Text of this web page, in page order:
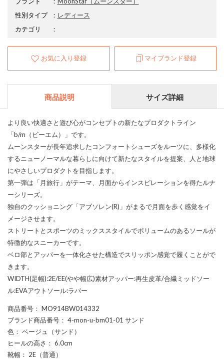
性別タイプ
： レディース
カテゴリ
：
お気に入り登録 マイブランド登録
商品説明 サイズ詳細
より良い快適さと遊び心がコンセプトの新たなプロダクトライン
「b/m（ビーエム）」です。
ムーンスターが長年追求したコンフォートシューズをルーツに、多様化
するニューノーマルな暮らしに向けて新たなスタイルを提案、人と地球
にやさしいプロダクトを目指します。
第一弾は「月旅行」がテーマ、月面からインスピレーションを得たルナ
ーシリーズ。
独自のクッショニング「アブソレン(R)」がまるで月面を歩く感覚をイ
メージさせます。
ストリートとスポーツのミックススタイルでボリュームのあるソールが
特徴的なスニーカーです。
ベロ部とアッパーを一体化させた構造でスリッポン感覚で履くことがで
きます。
WIDTH(足幅):2E/EE(やや幅広)素材アッパー:再生皮革/合繊ミッドソー
ル:EVAアウトソール:ラバー
商品番号 ： MO914BW014332
ブランド商品番号 ： 4-mon-u-bm01-01 サンド
色 ： ベージュ（サンド）
ヒールの高さ ： 6.0cm
靴幅 ： 2E（普通）